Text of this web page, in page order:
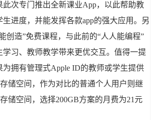
此次专门推出全新课业App，以此帮助教
进度，并能发挥各款app的强大应用。另
创造”免费课程，与此前的“人人能编程”
学习、教师教学带来更优交互。值得一提
为拥有管理式Apple ID的教师或学生提供
储空间，作为对比的普通个人用户则继
储空间，选择200GB方案的月费为21元